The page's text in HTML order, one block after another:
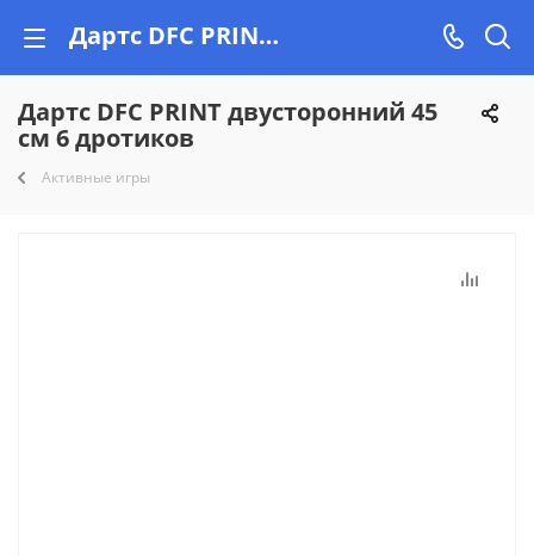
Дартс DFC PRINT двусторонний 45 см 6 дротиков купить недорого на Vishop!
Дартс DFC PRINT двусторонний 45
см 6 дротиков
Активные игры